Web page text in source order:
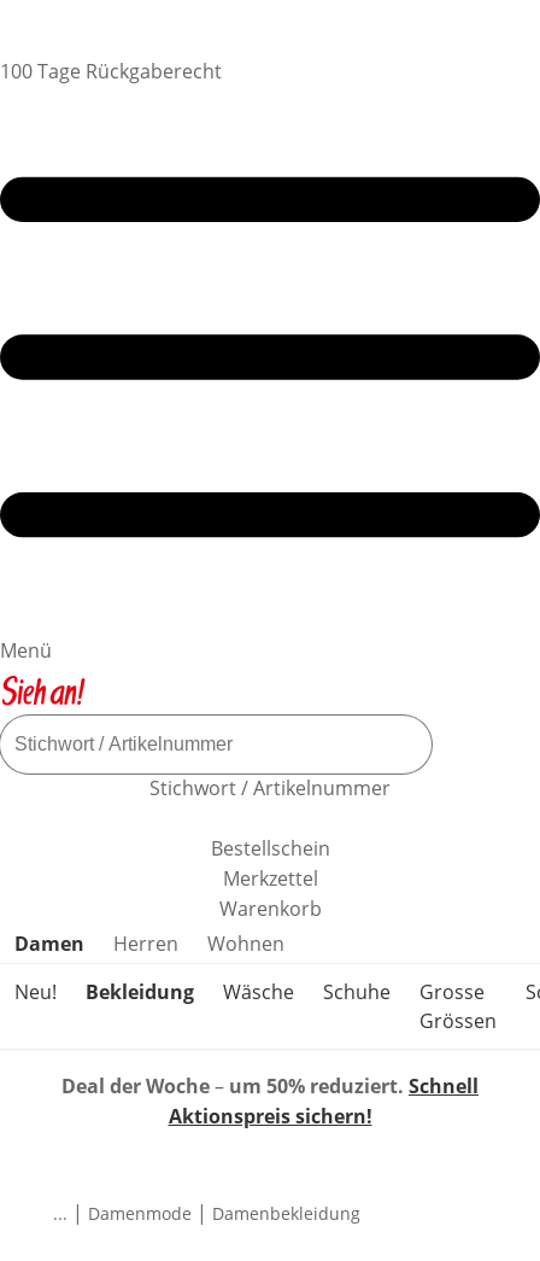
100 Tage Rückgaberecht
Menü
Stichwort / Artikelnummer
Bestellschein
Merkzettel
Warenkorb
Produktkategorien überspringen
Damen Herren
Wohnen
Neu!
Bekleidung Wäsche Schuhe
Grosse
Grössen
Deal der Woche– um 50% reduziert. Schnell
Aktionspreis sichern!
... | Damenmode | Damenbekleidung